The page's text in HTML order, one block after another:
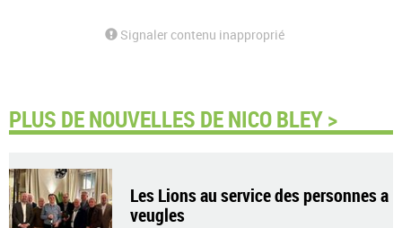
Signaler contenu inapproprié
PLUS DE NOUVELLES DE NICO BLEY >
Les Lions au service des personnes a
veugles